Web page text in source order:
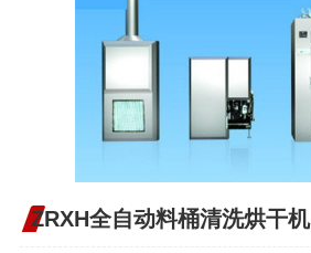
ZRXH全自动料桶清洗烘干机